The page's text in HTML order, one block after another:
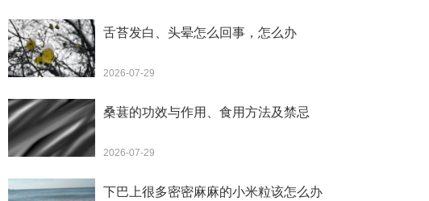
舌苔发白、头晕怎么回事，怎么办
2026-07-29
桑葚的功效与作用、食用方法及禁忌
2026-07-29
下巴上很多密密麻麻的小米粒该怎么办